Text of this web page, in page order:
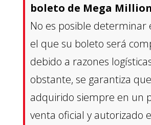
boleto de Mega
No es posible determinar
el que su boleto será
debido a razones
obstante, se garantiza
adquirido siempre en un
venta oficial y autorizado